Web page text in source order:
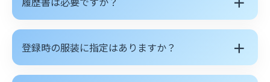
登録時の服装に指定はありますか？ ＋